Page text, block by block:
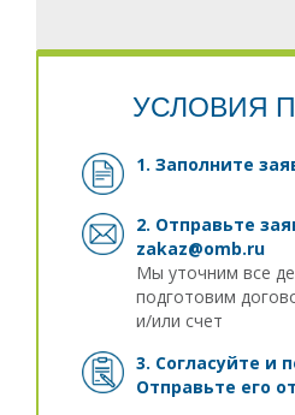
УСЛОВИЯ
1. Заполните
2. Отправьте
zakaz@omb.ru
Мы уточним все
подготовим
и/или счет
3. Согласуйте и
Отправьте его